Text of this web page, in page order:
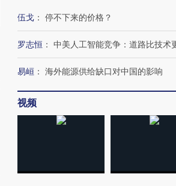
伍戈 ： 停不下来的价格？
罗志恒 ： 中美人工智能竞争：道路比技术
易峘 ： 海外能源供给缺口对中国的影响
视频